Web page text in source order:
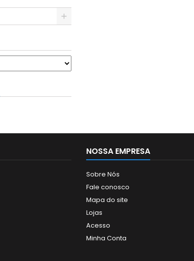
NOSSA EMPRESA
Sobre Nós
Fale conosco
Mapa do site
Lojas
Acesso
Minha Conta